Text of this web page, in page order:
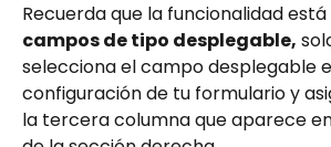
Recuerda que la funcionalidad
campos de tipo desplegable,
selecciona el campo desplegable
configuración de tu formulario y
la tercera columna que aparece